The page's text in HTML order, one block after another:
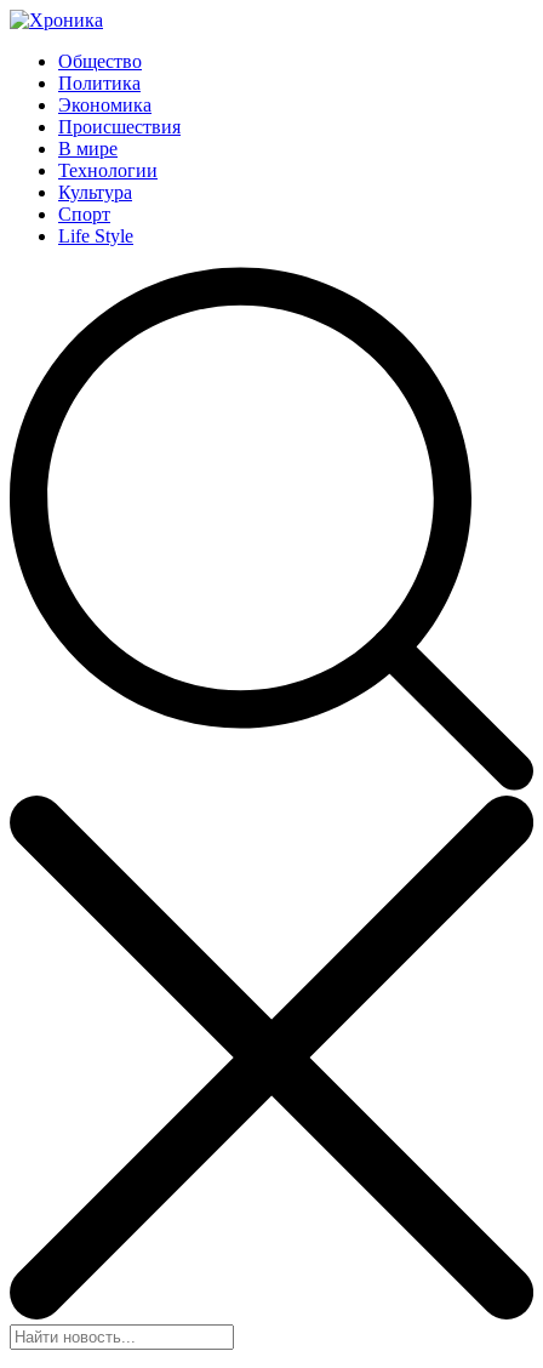
Общество
Политика
Экономика
Происшествия
В мире
Технологии
Культура
Спорт
Life Style